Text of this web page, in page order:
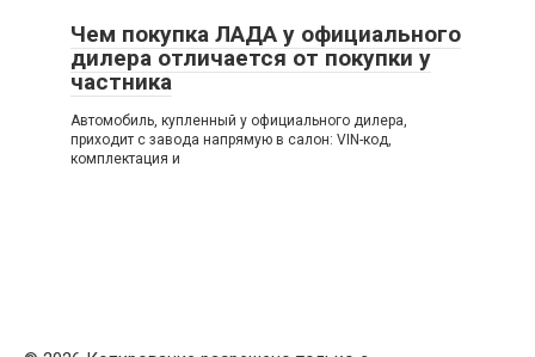
Чем покупка ЛАДА у официального
дилера отличается от покупки у
частника
Автомобиль, купленный у официального дилера,
приходит с завода напрямую в салон: VIN-код,
комплектация и